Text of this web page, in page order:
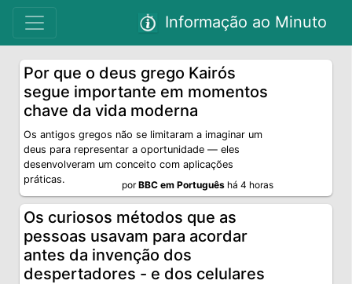
Informação ao Minuto
Por que o deus grego Kairós
segue importante em momentos
chave da vida moderna
Os antigos gregos não se limitaram a imaginar um
deus para representar a oportunidade — eles
desenvolveram um conceito com aplicações
práticas.
porBBC em Português há 4 horas
Os curiosos métodos que as
pessoas usavam para acordar
antes da invenção dos
despertadores - e dos celulares